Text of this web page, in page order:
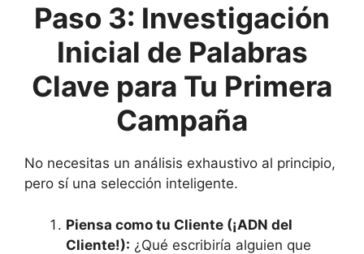
Paso 3: Investigación
Inicial de Palabras
Clave para Tu Primera
Campaña
No necesitas un análisis exhaustivo al principio,
pero sí una selección inteligente.
Piensa como tu Cliente (¡ADN del
Cliente!): ¿Qué escribiría alguien que